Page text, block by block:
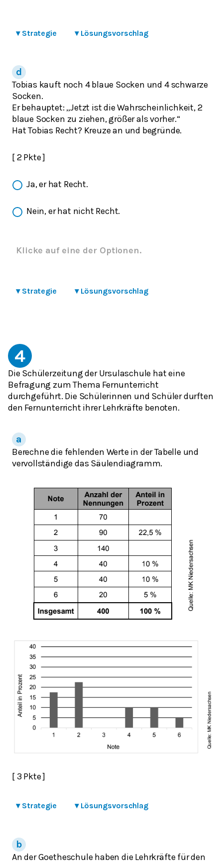
▾ Strategie ▾ Lösungsvorschlag
Tobias kauft noch 4 blaue Socken und 4 schwarze
Socken.
Er behauptet: „Jetzt ist die Wahrscheinlichkeit, 2
blaue Socken zu ziehen, größer als vorher.“
Hat Tobias Recht? Kreuze an und begründe.
[ 2 Pkte ]
Ja, er hat Recht.
Nein, er hat nicht Recht.
Klicke auf eine der Optionen.
▾ Strategie ▾ Lösungsvorschlag
4
Die Schülerzeitung der Ursulaschule hat eine
Befragung zum Thema Fernunterricht
durchgeführt. Die Schülerinnen und Schüler durften
den Fernunterricht ihrer Lehrkräfte benoten.
Berechne die fehlenden Werte in der Tabelle und
vervollständige das Säulendiagramm.
[ 3 Pkte ]
▾ Strategie ▾ Lösungsvorschlag
An der Goetheschule haben die Lehrkräfte für den